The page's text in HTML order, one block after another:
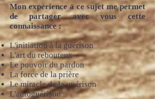
Mon expérience à ce sujet me permet
de partager avec vous cette
connaissance :
L'initiation à la guérison
L'art du rebouteux
Le pouvoir du pardon
La force de la prière
Le miracle de la guérison
L'autoguérison